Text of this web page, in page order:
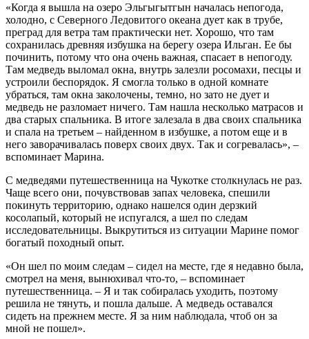
«Когда я вышла на озеро Эльгыгытгын началась непогода,
холодно, с Северного Ледовитого океана дует как в трубе,
преград для ветра там практически нет. Хорошо, что там
сохранилась древняя избушка на берегу озера Ильган. Ее бы
починить, потому что она очень важная, спасает в непогоду.
Там медведь выломал окна, внутрь залезли росомахи, песцы и
устроили беспорядок. Я смогла только в одной комнате
убраться, там окна заколочены, темно, но зато не дует и
медведь не разломает ничего. Там нашла несколько матрасов и
два старых спальника. В итоге залезала в два своих спальника
и спала на третьем – найденном в избушке, а потом еще и в
него заворачивалась поверх своих двух. Так и согревалась», –
вспоминает Марина.
С медведями путешественница на Чукотке столкнулась не раз.
Чаще всего они, почувствовав запах человека, спешили
покинуть территорию, однако нашелся один дерзкий
косолапый, который не испугался, а шел по следам
исследовательницы. Выкрутиться из ситуации Марине помог
богатый походный опыт.
«Он шел по моим следам – сидел на месте, где я недавно была,
смотрел на меня, вынюхивал что-то, – вспоминает
путешественница. – Я и так собиралась уходить, поэтому
решила не тянуть, и пошла дальше. А медведь оставался
сидеть на прежнем месте. Я за ним наблюдала, чтоб он за
мной не пошел».